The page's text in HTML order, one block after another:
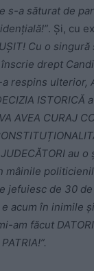
s-a săturat de
. Și, cu
Cu o
înscrie drept
respins ulterior,
ISTORICĂ
AVEA CURAJ
au
mâinile
jefuiesc de 30 de
acum în inimile
am făcut